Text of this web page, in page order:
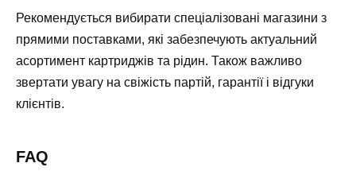
Рекомендується вибирати спеціалізовані магазини з
прямими поставками, які забезпечують актуальний
асортимент картриджів та рідин. Також важливо
звертати увагу на свіжість партій, гарантії і відгуки
клієнтів.
FAQ